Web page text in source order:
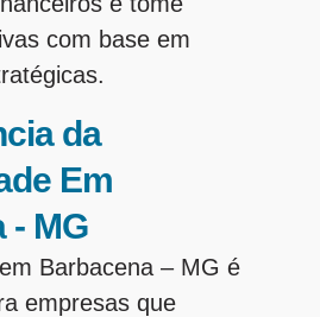
com base em
da
Em
- MG
Barbacena – MG é
empresas que